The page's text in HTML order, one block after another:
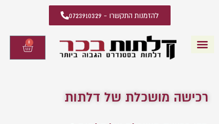
להזמנות התקשרו - 0723910329
0
עגלת
קניות
רכישה מושכלת של דלתות